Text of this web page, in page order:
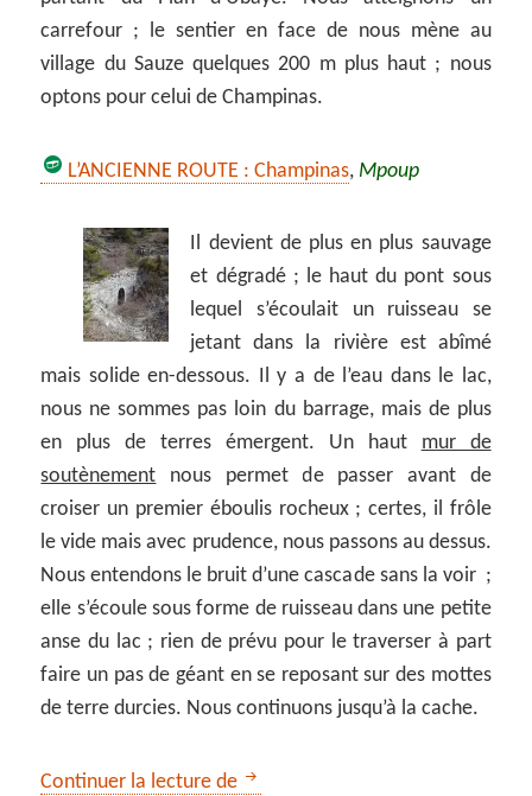
carrefour ; le sentier en face de nous mène au
village du Sauze quelques 200 m plus haut ; nous
optons pour celui de Champinas.
L’ANCIENNE ROUTE : Champinas, Mpoup
Il devient de plus en plus sauvage
et dégradé ; le haut du pont sous
lequel s’écoulait un ruisseau se
jetant dans la rivière est abîmé
mais solide en-dessous. Il y a de l’eau dans le lac,
nous ne sommes pas loin du barrage, mais de plus
en plus de terres émergent. Un haut mur de
soutènement nous permet de passer avant de
croiser un premier éboulis rocheux ; certes, il frôle
le vide mais avec prudence, nous passons au dessus.
Nous entendons le bruit d’une cascade sans la voir ;
elle s’écoule sous forme de ruisseau dans une petite
anse du lac ; rien de prévu pour le traverser à part
faire un pas de géant en se reposant sur des mottes
de terre durcies. Nous continuons jusqu’à la cache.
Continuer la lecture de ** Confluence Ubaye-Durance